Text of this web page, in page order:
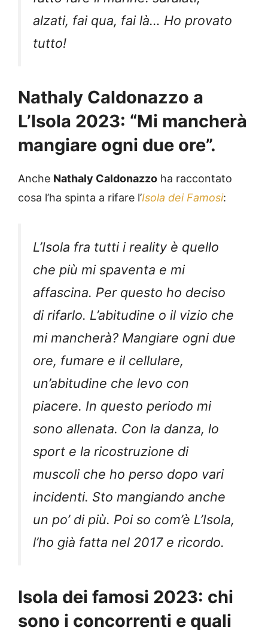
alzati, fai qua, fai là… Ho provato
tutto!
Nathaly Caldonazzo a
L’Isola 2023: “Mi mancherà
mangiare ogni due ore”.
Anche Nathaly Caldonazzo ha raccontato
cosa l’ha spinta a rifare l’Isola dei Famosi:
L’Isola fra tutti i reality è quello
che più mi spaventa e mi
affascina. Per questo ho deciso
di rifarlo. L’abitudine o il vizio che
mi mancherà? Mangiare ogni due
ore, fumare e il cellulare,
un’abitudine che levo con
piacere. In questo periodo mi
sono allenata. Con la danza, lo
sport e la ricostruzione di
muscoli che ho perso dopo vari
incidenti. Sto mangiando anche
un po’ di più. Poi so com’è L’Isola,
l’ho già fatta nel 2017 e ricordo.
Isola dei famosi 2023: chi
sono i concorrenti e quali